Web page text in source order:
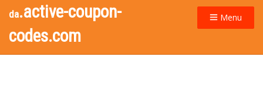
da.active-coupon-
codes.com
Menu